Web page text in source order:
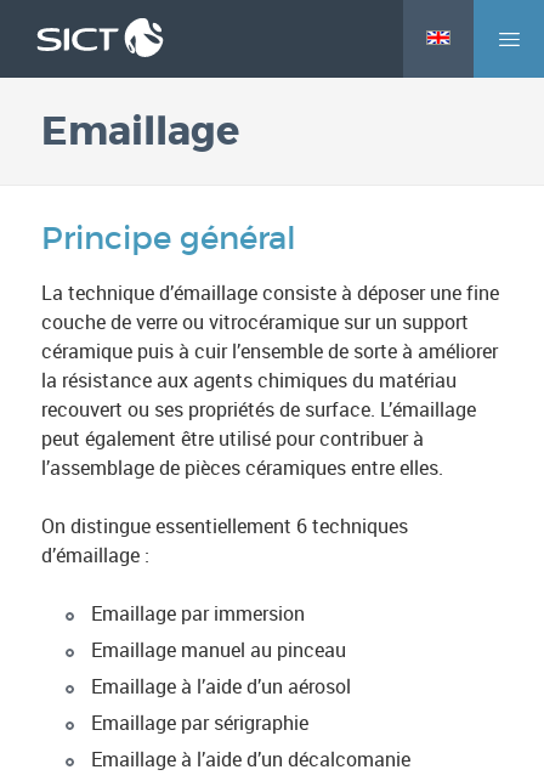
Aller
au
principal
Emaillage
Principe général
La technique d’émaillage consiste à déposer une fine
couche de verre ou vitrocéramique sur un support
céramique puis à cuir l’ensemble de sorte à améliorer
la résistance aux agents chimiques du matériau
recouvert ou ses propriétés de surface. L’émaillage
peut également être utilisé pour contribuer à
l’assemblage de pièces céramiques entre elles.
On distingue essentiellement 6 techniques
d’émaillage :
Emaillage par immersion
Emaillage manuel au pinceau
Emaillage à l’aide d’un aérosol
Emaillage par sérigraphie
Emaillage à l’aide d’un décalcomanie